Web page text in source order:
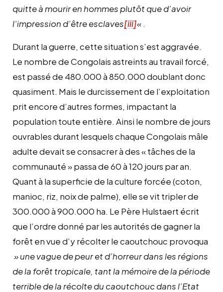
quitte à mourir en hommes plutôt que d’avoir
l’impression d’être esclaves[iii]« .
Durant la guerre, cette situation s’est aggravée.
Le nombre de Congolais astreints au travail forcé,
est passé de 480.000 à 850.000 doublant donc
quasiment. Mais le durcissement de l’exploitation
prit encore d’autres formes, impactant la
population toute entière. Ainsi le nombre de jours
ouvrables durant lesquels chaque Congolais mâle
adulte devait se consacrer à des « tâches de la
communauté » passa de 60 à 120 jours par an.
Quant à la superficie de la culture forcée (coton,
manioc, riz, noix de palme), elle se vit tripler de
300.000 à 900.000 ha. Le Père Hulstaert écrit
que l’ordre donné par les autorités de gagner la
forêt en vue d’y récolter le caoutchouc provoqua
» une vague de peur et d’horreur dans les régions
de la forêt tropicale, tant la mémoire de la période
terrible de la récolte du caoutchouc dans l’Etat